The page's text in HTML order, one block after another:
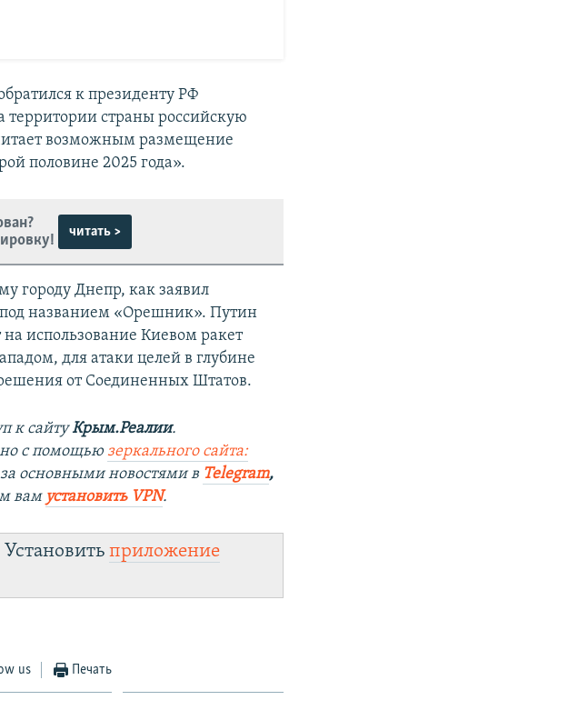
к президенту РФ
территории страны российскую
возможным размещение
половине 2025 года».
читать >
городу Днепр, как заявил
названием «Орешник». Путин
на использование Киевом ракет
для атаки целей в глубине
от Соединенных Штатов.
к сайтуКрым.Реалии.
с помощьюзеркального сайта:
за основными новостями в Telegram,
вам установить VPN.
приложение
us Печать